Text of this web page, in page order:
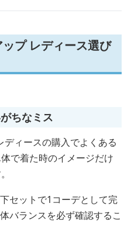
プ レディース選び
ちなミス
ディースの購入でよくある
で着た時のイメージだけ
セットで1コーデとして完
バランスを必ず確認するこ